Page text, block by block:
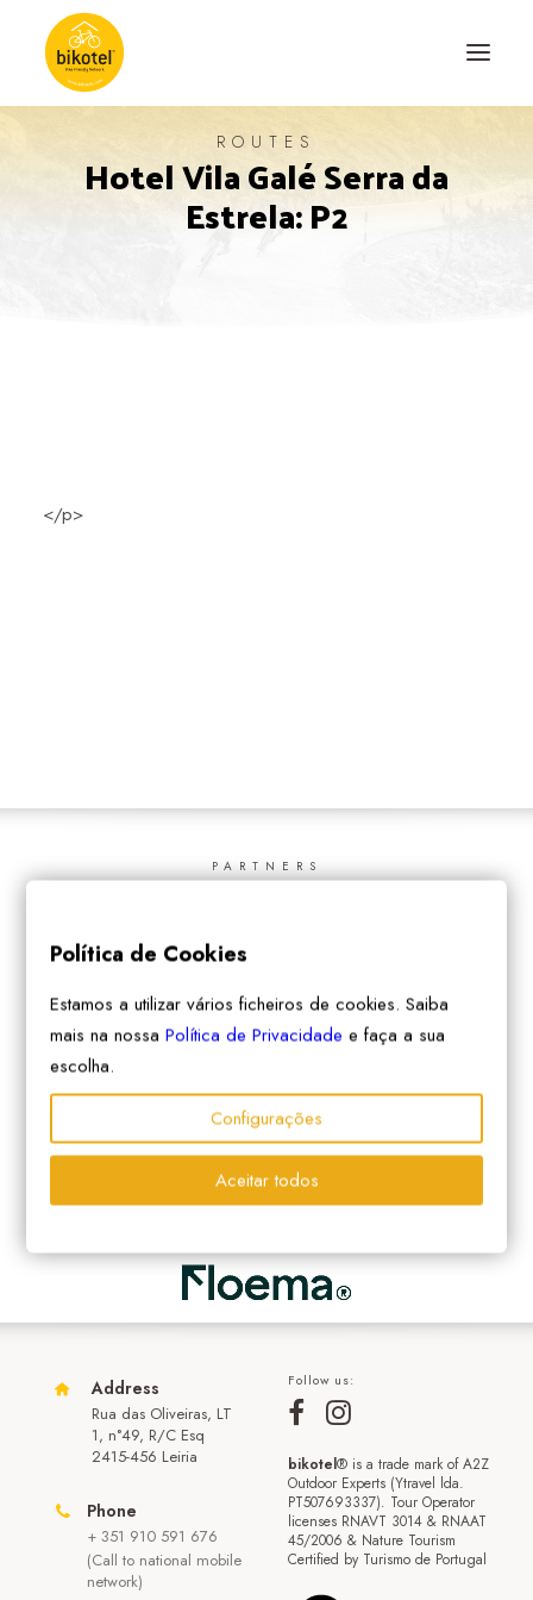
ABOUT US
ROUTES
Hotel Vila Galé Serra da
Estrela: P2
</p>
PARTNERS
Address
Rua das Oliveiras, LT
1, n°49, R/C Esq
2415-456 Leiria
Phone
+ 351 910 591 676
(Call to national mobile
network)
Follow us:
bikotel® is a trade mark of A2Z
Outdoor Experts (Ytravel lda.
PT507693337). Tour Operator
licenses RNAVT 3014 & RNAAT
45/2006 & Nature Tourism
Certified by Turismo de Portugal
Política de Cookies
Estamos a utilizar vários ficheiros de cookies. Saiba
mais na nossaPolítica de Privacidade e faça a sua
escolha.
Configurações
Aceitar todos